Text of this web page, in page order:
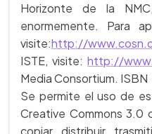
Horizonte de la
enormemente. Para
visite:http://
ISTE, visite:http://
Media Consortium.
Se permite el uso de
Creative Commons 3.0